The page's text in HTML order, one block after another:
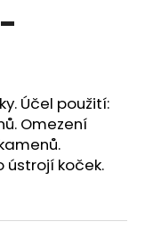
Účel použití:
Omezení
ústrojí koček.